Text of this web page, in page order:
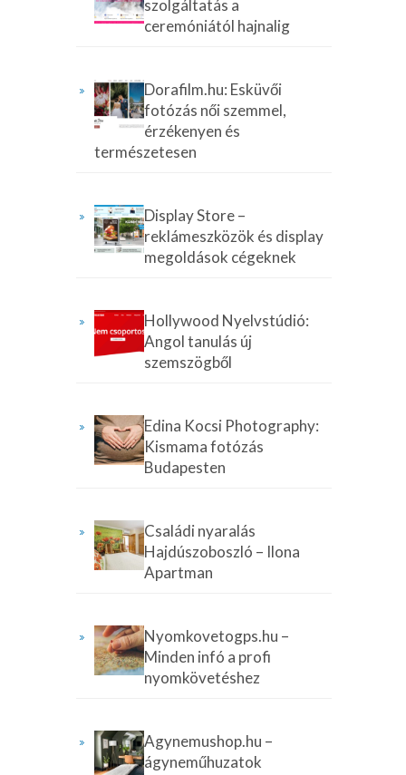
szolgáltatás a
ceremóniától hajnalig
Dorafilm.hu: Esküvői
fotózás női szemmel,
érzékenyen és
természetesen
Display Store –
reklámeszközök és display
megoldások cégeknek
Hollywood Nyelvstúdió:
Angol tanulás új
szemszögből
Edina Kocsi Photography:
Kismama fotózás
Budapesten
Családi nyaralás
Hajdúszoboszló – Ilona
Apartman
Nyomkovetogps.hu –
Minden infó a profi
nyomkövetéshez
Agynemushop.hu –
ágyneműhuzatok